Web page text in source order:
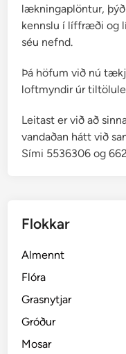
lækningaplöntur,
kennslu í líffræði og
séu nefnd.
Þá höfum við nú
loftmyndir úr
Leitast er við að
vandaðan hátt við
Sími 5536306 og
Flokkar
Almennt
Flóra
Grasnytjar
Gróður
Mosar